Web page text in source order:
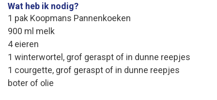
Wat heb ik nodig?
1 pak Koopmans Pannenkoeken
900 ml melk
4 eieren
1 winterwortel, grof geraspt of in dunne reepjes
1 courgette, grof geraspt of in dunne reepjes
boter of olie